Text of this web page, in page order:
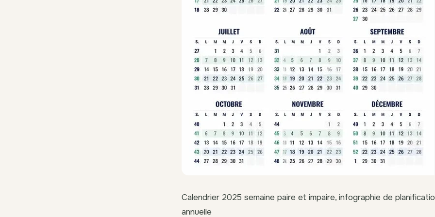
Calendrier 2025 semaine paire et impaire, infographie de
annuelle